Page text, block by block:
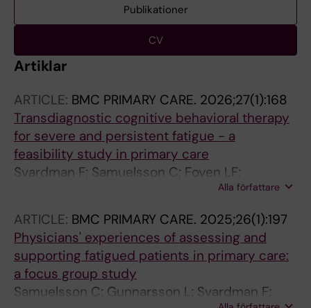
Publikationer
CV
Artiklar
ARTICLE: BMC PRIMARY CARE. 2026;27(1):168
Transdiagnostic cognitive behavioral therapy
for severe and persistent fatigue - a
feasibility study in primary care
Svardman F; Samuelsson C; Foyen LF;
Oremark A; Hogfeldt A; Emad JA; Sjowall D;
Lindsater E
Alla författare
ARTICLE: BMC PRIMARY CARE. 2025;26(1):197
Physicians' experiences of assessing and
supporting fatigued patients in primary care:
a focus group study
Samuelsson C; Gunnarsson L; Svardman F;